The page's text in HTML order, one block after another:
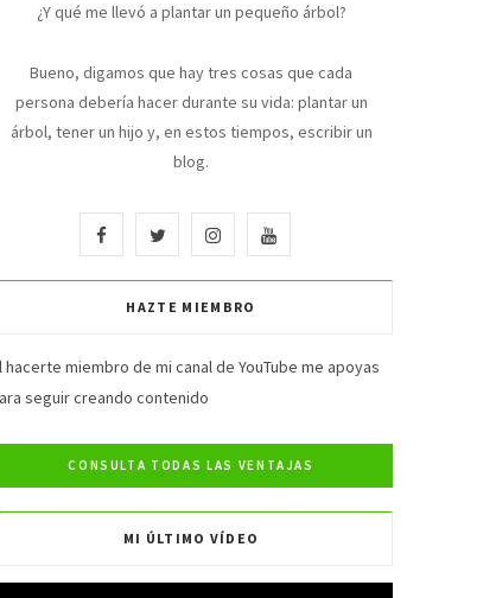
¿Y qué me llevó a plantar un pequeño árbol?
Bueno, digamos que hay tres cosas que cada
persona debería hacer durante su vida: plantar un
árbol, tener un hijo y, en estos tiempos, escribir un
blog.
a
e
b
T
w
t
t
I
n
t
a
m
Y
o
T
HAZTE MIEMBRO
hacerte miembro de mi canal de YouTube me apoyas
seguir creando contenido
MI ÚLTIMO VÍDEO